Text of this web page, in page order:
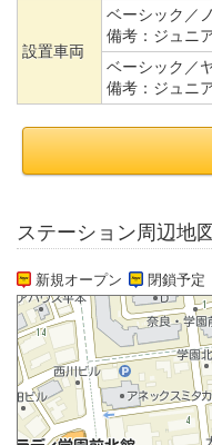
設置車両
ベーシック／
備考： ジュニ
ベーシック／
備考： ジュニ
ステーション周辺地図
新規オープン 閉鎖予定